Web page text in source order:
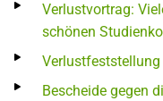
Verlustvortrag:
schönen
Verlustfeststellung
Bescheide gegen